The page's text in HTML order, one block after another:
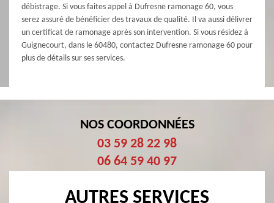
débistrage. Si vous faites appel à Dufresne ramonage 60, vous
serez assuré de bénéficier des travaux de qualité. Il va aussi délivrer
un certificat de ramonage après son intervention. Si vous résidez à
Guignecourt, dans le 60480, contactez Dufresne ramonage 60 pour
plus de détails sur ses services.
NOS COORDONNÉES
03 59 28 22 98
06 64 59 40 97
AUTRES SERVICES